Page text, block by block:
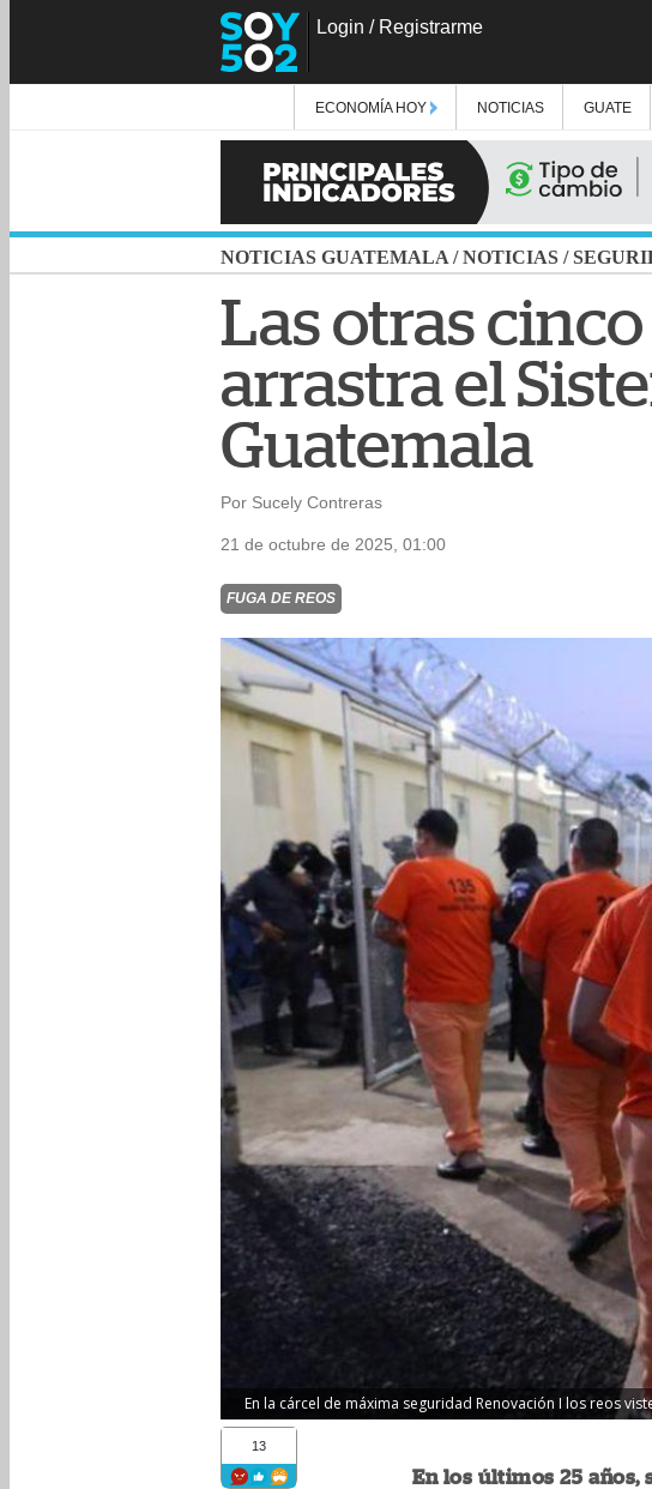
Login / Registrarme
ECONOMÍA HOY NOTICIAS GUATE
NOTICIAS GUATEMALA /NOTICIAS /
Las otras
arrastra el
Guatemala
Por Sucely Contreras
21 de octubre de 2025, 01:00
FUGA DE REOS
En la cárcel de máxima seguridad Renovación I los reos
13
En los últimos 25 años,